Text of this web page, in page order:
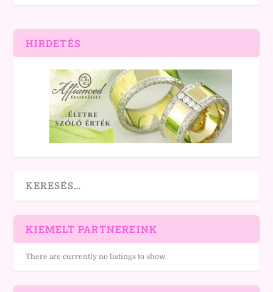
HIRDETÉS
KIEMELT PARTNEREINK
There are currently no listings to show.